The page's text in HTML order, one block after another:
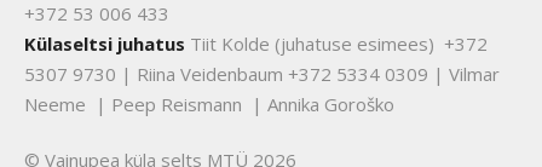
+372 53 006 433
Külaseltsi juhatus Tiit Kolde (juhatuse esimees) +372
5307 9730 | Riina Veidenbaum +372 5334 0309 | Vilmar
Neeme | Peep Reismann | Annika Goroško
© Vainupea küla selts MTÜ 2026